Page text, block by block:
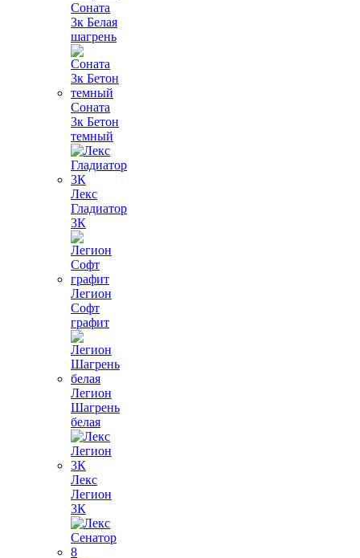
Соната
3к Белая
шагрень
Соната
3к Бетон
темный
Лекс
Гладиатор
3К
Легион
Софт
графит
Легион
Шагрень
белая
Лекс
Легион
3К